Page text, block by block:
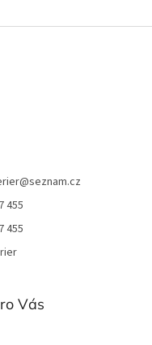
@seznam.cz
455
455
Vás